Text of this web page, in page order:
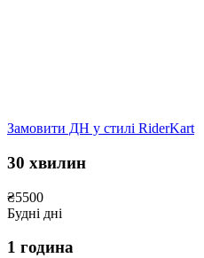
Замовити ДН у стилі RiderKart
30 хвилин
₴5500
Будні дні
1 година